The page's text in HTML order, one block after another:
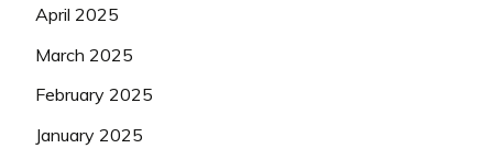
April 2025
March 2025
February 2025
January 2025